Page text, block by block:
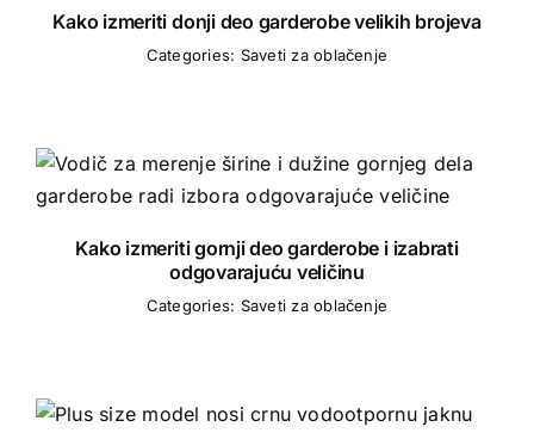
Kako izmeriti donji deo garderobe velikih brojeva
Categories: Saveti za oblačenje
Kako izmeriti gornji deo garderobe i izabrati
odgovarajuću veličinu
Categories: Saveti za oblačenje